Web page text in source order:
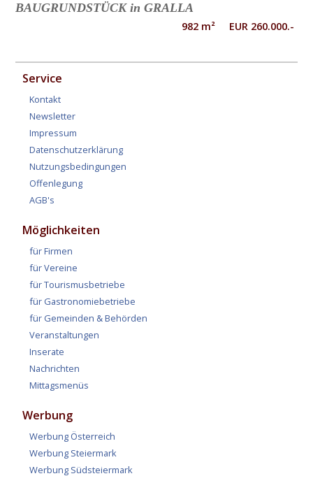
BAUGRUNDSTÜCK in GRALLA
982 m² EUR 260.000.-
Service
Kontakt
Newsletter
Impressum
Datenschutzerklärung
Nutzungsbedingungen
Offenlegung
AGB's
Möglichkeiten
für Firmen
für Vereine
für Tourismusbetriebe
für Gastronomiebetriebe
für Gemeinden & Behörden
Veranstaltungen
Inserate
Nachrichten
Mittagsmenüs
Werbung
Werbung Österreich
Werbung Steiermark
Werbung Südsteiermark